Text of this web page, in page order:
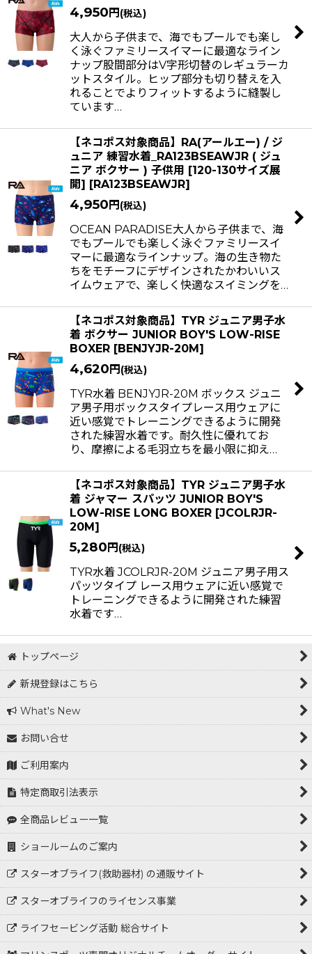
4,950 円 (税込)
大人から子供まで、海でもプールでも楽し
く泳ぐファミリースイマーに最適なライン
ナップ股間部分はV字形切替のレギュラーカ
ットスタイル。ヒップ部分も切り替えを入
れることでよりフィットするように縫製し
ています…
【ネコポス対象商品】RA(アールエー) / ジ
ュニア 練習水着_RA123BSEAWJR ( ジュ
ニア ボクサー ) 子供用 [120-130サイズ展
開]
[RA123BSEAWJR]
4,950 円 (税込)
OCEAN PARADISE大人から子供まで、海
でもプールでも楽しく泳ぐファミリースイ
マーに最適なラインナップ。海の生き物た
ちをモチーフにデザインされたかわいいス
イムウェアで、楽しく快適なスイミングを…
【ネコポス対象商品】TYR ジュニア男子水
着 ボクサー JUNIOR BOY'S LOW-RISE
BOXER [BENJYJR-20M ]
4,620 円 (税込)
TYR水着 BENJYJR-20M ボックス ジュニ
ア男子用ボックスタイプレース用ウェアに
近い感覚でトレーニングできるように開発
された練習水着です。耐久性に優れてお
り、摩擦による毛羽立ちを最小限に抑え…
【ネコポス対象商品】TYR ジュニア男子水
着 ジャマー スパッツ JUNIOR BOY'S
LOW-RISE LONG BOXER [JCOLRJR-
20M ]
5,280 円 (税込)
TYR水着 JCOLRJR-20M ジュニア男子用ス
パッツタイプ レース用ウェアに近い感覚で
トレーニングできるように開発された練習
水着です…
トップページ
新規登録はこちら
What's New
お問い合せ
ご利用案内
特定商取引法表示
全商品レビュー一覧
ショールームのご案内
スターオブライフ(救助器材) の通販サイト
スターオブライフのライセンス事業
ライフセービング活動 総合サイト